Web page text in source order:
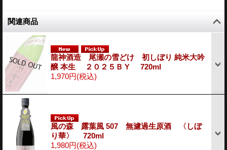
関連商品
龍神酒造 尾瀬の雪どけ 初しぼり 純米大吟
醸 本生 ２０２５ＢＹ 720ml
1,970円(税込)
風の森 露葉風 507 無濾過生原酒 〈しぼ
り華〉 720ml
1,980円(税込)